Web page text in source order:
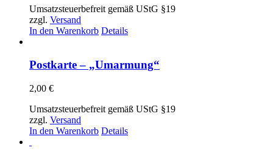
Optionen
können
auf
der
werden
Umsatzsteuerbefreit gemäß UStG §19
zzgl. Versand
In den Warenkorb Details
Postkarte – „Umarmung“
2,00 €
Umsatzsteuerbefreit gemäß UStG §19
zzgl. Versand
In den Warenkorb Details